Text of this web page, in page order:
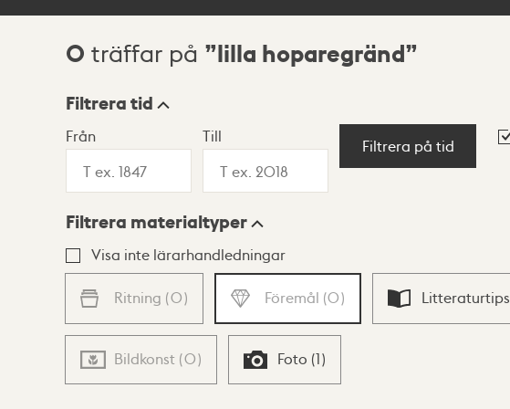
Sökresultat
0 träffar på lilla hoparegränd
Visningsläge
Lista Karta
Filtrera tid
Från Till
Filtrera på tid
Filtrera materialtyper
Visa inte lärarhandledningar
Ritning (0) Föremål (0) Litteraturtips
Bildkonst (0) Foto (1)